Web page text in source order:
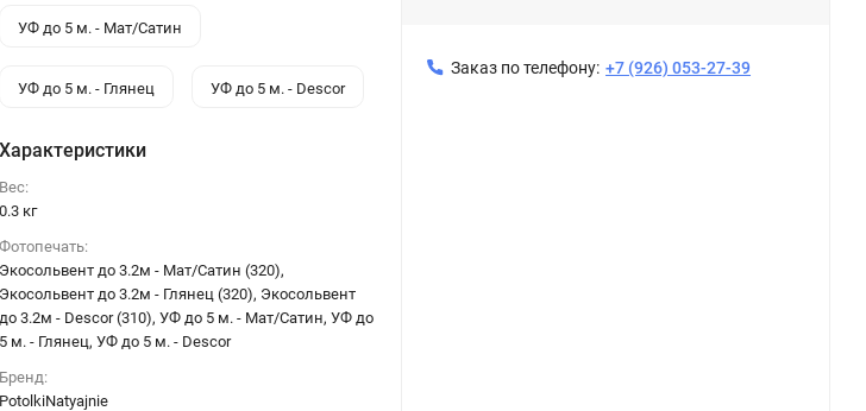
УФ до 5 м. - Мат/Сатин
УФ до 5 м. - Глянец УФ до 5 м. - Descor
Характеристики
Вес:
0.3 кг
Фотопечать:
Экосольвент до 3.2м - Мат/Сатин (320),
Экосольвент до 3.2м - Глянец (320), Экосольвент
до 3.2м - Descor (310), УФ до 5 м. - Мат/Сатин, УФ до
5 м. - Глянец, УФ до 5 м. - Descor
Бренд:
PotolkiNatyajnie
Заказ по телефону: +7 (926) 053-27-39